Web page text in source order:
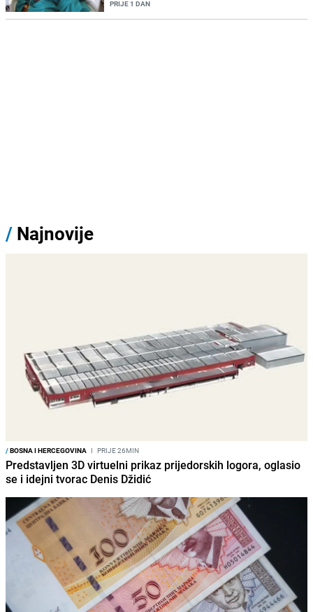
PRIJE 1 DAN
/ Najnovije
/BOSNA I HERCEGOVINA I PRIJE 26MIN
Predstavljen 3D virtuelni prikaz prijedorskih logora, oglasio
se i idejni tvorac Denis Džidić